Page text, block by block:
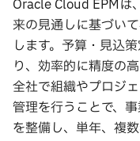
Oracle Cloud EPMは
来の見通しに基づい
します。予算・見込
り、効率的に精度の
全社で組織やプロジ
管理を行うことで、
を整備し、単年、複